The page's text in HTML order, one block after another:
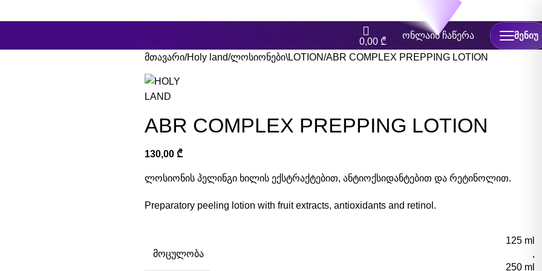
0,00 ₾
ონლაინ ჩაწერა ᲛᲔᲜᲘᲣ
მთავარი Holy land ლოსიონები\LOTION ABR COMPLEX PREPPING LOTION
ABR COMPLEX PREPPING LOTION
130,00 ₾
ლოსიონის პელინგი ხილის ექსტრაქტებით, ანტიოქსიდანტებით და რეტინოლით.
Preparatory peeling lotion with fruit extracts, antioxidants and retinol.
ᲛᲝᲪᲣᲚᲝᲑᲐ
125 ml
,
250 ml